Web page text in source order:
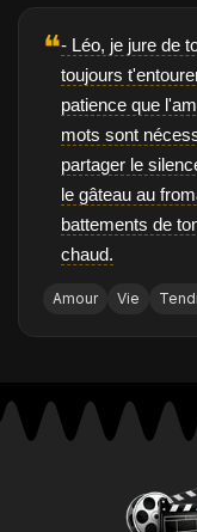
❝- Léo, je jure de
toujours
patience que
mots sont
partager le
le gâteau au
battements de
chaud.
Amour Vie